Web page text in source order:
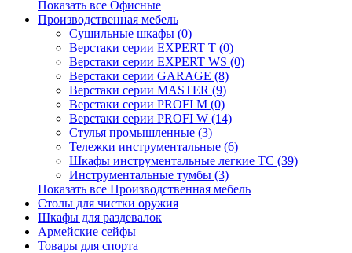
Показать все Офисные
Производственная мебель
Cушильные шкафы (0)
Верстаки серии EXPERT T (0)
Верстаки серии EXPERT WS (0)
Верстаки серии GARAGE (8)
Верстаки серии MASTER (9)
Верстаки серии PROFI M (0)
Верстаки серии PROFI W (14)
Стулья промышленные (3)
Тележки инструментальные (6)
Шкафы инструментальные легкие ТС (39)
Инструментальные тумбы (3)
Показать все Производственная мебель
Столы для чистки оружия
Шкафы для раздевалок
Армейские сейфы
Товары для спорта